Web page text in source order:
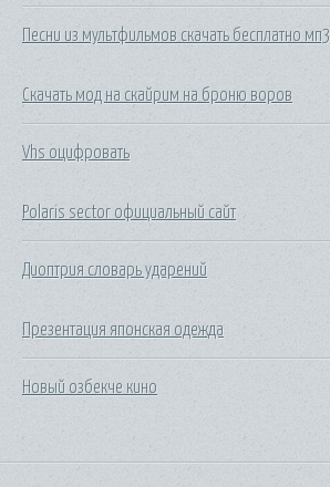
Песни из мультфильмов скачать бесплатно мп3
Скачать мод на скайрим на броню воров
Vhs оцифровать
Polaris sector официальный сайт
Диоптрия словарь ударений
Презентация японская одежда
Новый озбекче кино